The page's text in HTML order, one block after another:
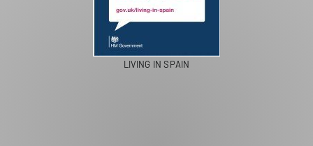
LIVING IN SPAIN